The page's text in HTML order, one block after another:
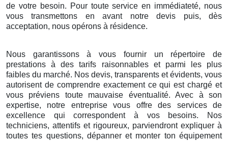
de votre besoin. Pour toute service en immédiateté, nous
vous transmettons en avant notre devis puis, dès
acceptation, nous opérons à résidence.
Nous garantissons à vous fournir un répertoire de
prestations à des tarifs raisonnables et parmi les plus
faibles du marché. Nos devis, transparents et évidents, vous
autorisent de comprendre exactement ce qui est chargé et
vous préviens toute mauvaise éventualité. Avec à son
expertise, notre entreprise vous offre des services de
excellence qui correspondent à vos besoins. Nos
techniciens, attentifs et rigoureux, parviendront expliquer à
toutes tes questions, dépanner et monter ton équipement